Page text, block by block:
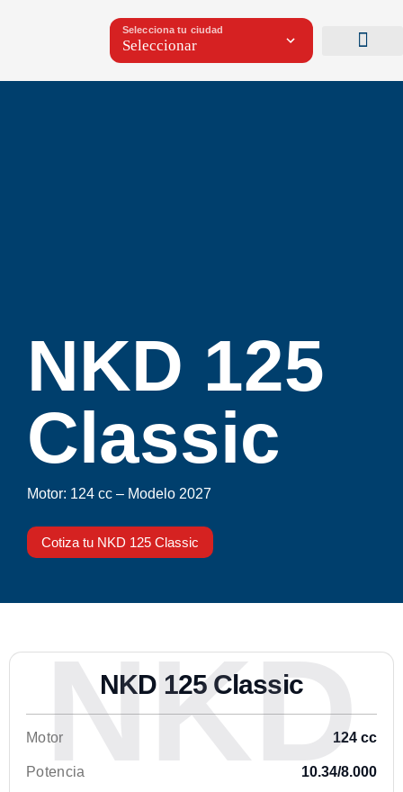
Selecciona tu ciudad
NKD 125
Classic
Motor: 124 cc – Modelo 2027
Cotiza tu NKD 125 Classic
NKD
NKD 125 Classic
Motor 124 cc
Potencia 10.34/8.000